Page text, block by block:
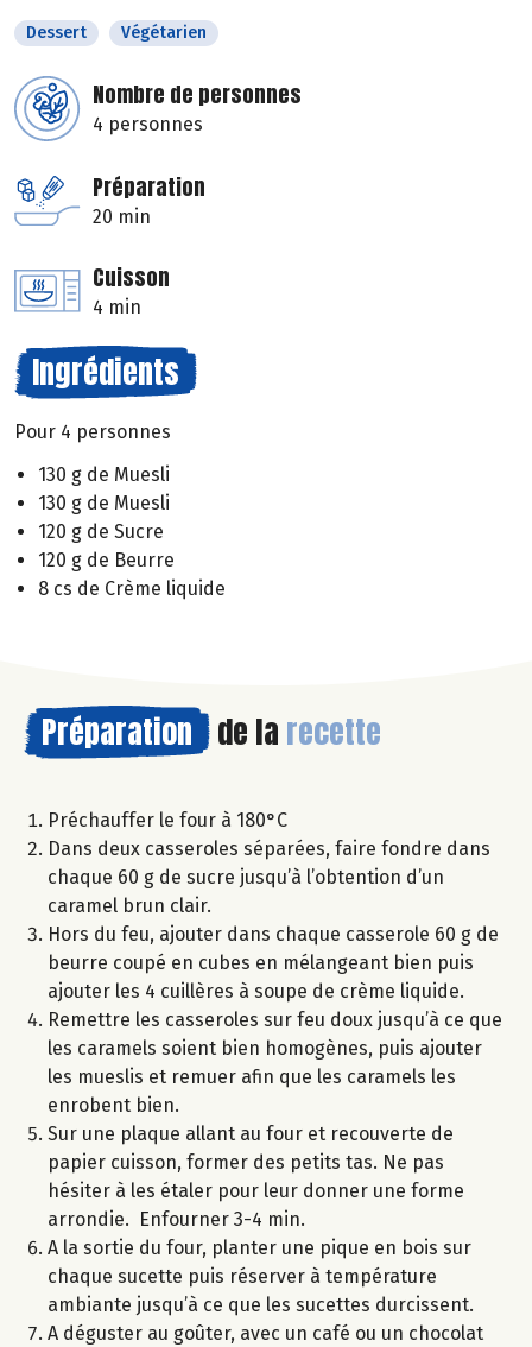
Dessert Végétarien
Nombre de personnes
4 personnes
Préparation
20 min
Cuisson
4 min
Ingrédients
Pour 4 personnes
130 g de Muesli
130 g de Muesli
120 g de Sucre
120 g de Beurre
8 cs de Crème liquide
Préparation de la recette
Préchauffer le four à 180°C
Dans deux casseroles séparées, faire fondre dans
chaque 60 g de sucre jusqu’à l’obtention d’un
caramel brun clair.
Hors du feu, ajouter dans chaque casserole 60 g de
beurre coupé en cubes en mélangeant bien puis
ajouter les 4 cuillères à soupe de crème liquide.
Remettre les casseroles sur feu doux jusqu’à ce que
les caramels soient bien homogènes, puis ajouter
les mueslis et remuer afin que les caramels les
enrobent bien.
Sur une plaque allant au four et recouverte de
papier cuisson, former des petits tas. Ne pas
hésiter à les étaler pour leur donner une forme
arrondie. Enfourner 3-4 min.
A la sortie du four, planter une pique en bois sur
chaque sucette puis réserver à température
ambiante jusqu’à ce que les sucettes durcissent.
A déguster au goûter, avec un café ou un chocolat